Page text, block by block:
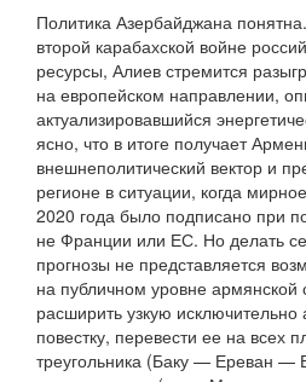
Политика Азербайджана
второй карабахской войне
ресурсы, Алиев стремится
на европейском направлении,
актуализировавшийся
ясно, что в итоге получает
внешнеполитический вектор и
регионе в ситуации, когда
2020 года было подписано при
не Франции или ЕС. Но делать
прогнозы не представляется
на публичном уровне армянской
расширить узкую
повестку, перевести ее на всех
треугольника (Баку — Ереван —